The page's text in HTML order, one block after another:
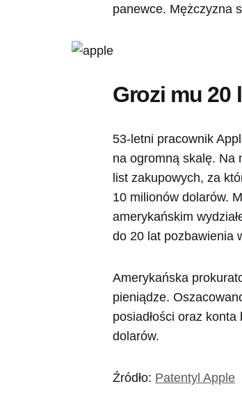
panewce. Mężczyzna
Grozi mu 20
53-letni pracownik
na ogromną skalę. Na
list zakupowych, za
10 milionów dolarów.
amerykańskim
do 20 lat pozbawienia
Amerykańska
pieniądze.
posiadłości oraz
dolarów.
Źródło: Patentyl Apple